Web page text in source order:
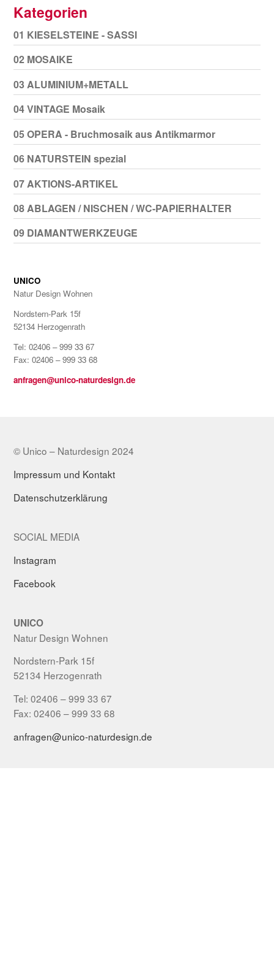
Kategorien
01 KIESELSTEINE - SASSI
02 MOSAIKE
03 ALUMINIUM+METALL
04 VINTAGE Mosaik
05 OPERA - Bruchmosaik aus Antikmarmor
06 NATURSTEIN spezial
07 AKTIONS-ARTIKEL
08 ABLAGEN / NISCHEN / WC-PAPIERHALTER
09 DIAMANTWERKZEUGE
UNICO
Natur Design Wohnen
Nordstern-Park 15f
52134 Herzogenrath
Tel: 02406 – 999 33 67
Fax: 02406 – 999 33 68
anfragen@unico-naturdesign.de
© Unico – Naturdesign 2024
Impressum und Kontakt
Datenschutzerklärung
SOCIAL MEDIA
Instagram
Facebook
UNICO
Natur Design Wohnen
Nordstern-Park 15f
52134 Herzogenrath
Tel: 02406 – 999 33 67
Fax: 02406 – 999 33 68
anfragen@unico-naturdesign.de